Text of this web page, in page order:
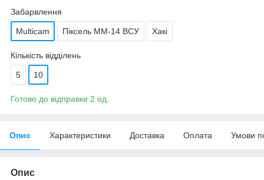
Забарвлення
Multicam Піксель ММ-14 ВСУ Хакі
Кількість відділень
5 10
Готово до відправки 2 од.
Опис Характеристики Доставка Оплата Умови
Опис